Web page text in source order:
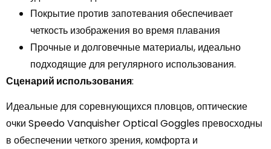
Покрытие против запотевания обеспечивает
четкость изображения во время плавания
Прочные и долговечные материалы, идеально
подходящие для регулярного использования.
Сценарий использования:
Идеальные для соревнующихся пловцов, оптические
очки Speedo Vanquisher Optical Goggles превосходны
в обеспечении четкого зрения, комфорта и